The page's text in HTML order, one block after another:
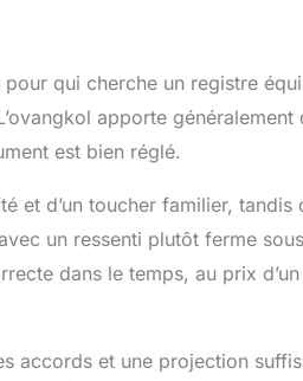
qui cherche un registre
apporte
est bien réglé.
et d’un toucher familier,
un ressenti plutôt ferme
dans le temps, au prix
accords et une projection